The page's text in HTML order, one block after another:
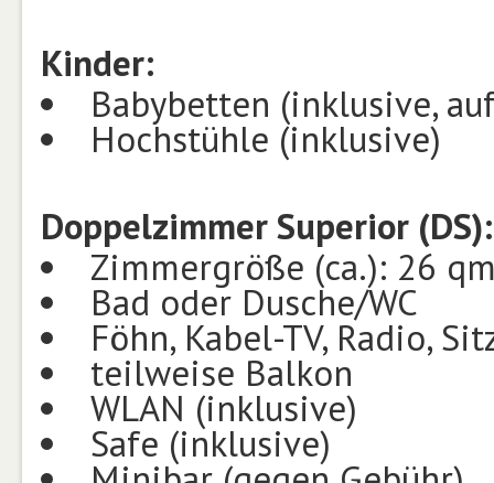
Kinder:
Babybetten (inklusive,
Hochstühle (inklusive)
Doppelzimmer Superior (DS):
Zimmergröße (ca.): 26
Bad oder Dusche/WC
Föhn, Kabel-TV, Radio,
teilweise Balkon
WLAN (inklusive)
Safe (inklusive)